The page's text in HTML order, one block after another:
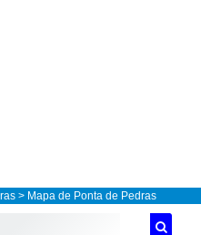
> Mapa de Ponta de Pedras